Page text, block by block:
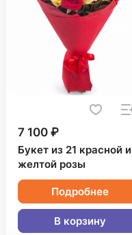
7 100 ₽
Букет из 21 красной и
желтой розы
Подробнее
В корзину